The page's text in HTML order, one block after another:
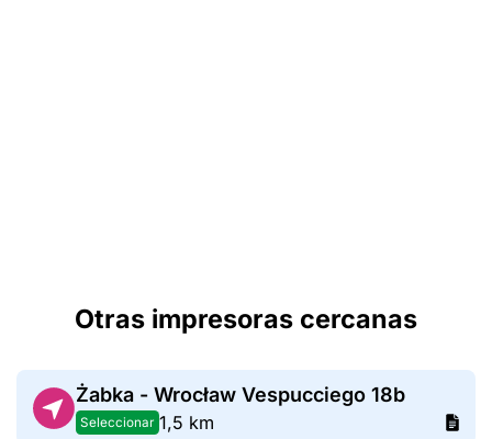
Otras impresoras cercanas
Żabka - Wrocław Vespucciego 18b
Seleccionar 1,5 km